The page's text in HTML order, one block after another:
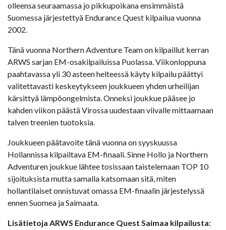
olleensa seuraamassa jo pikkupoikana ensimmäistä
Suomessa järjestettyä Endurance Quest kilpailua vuonna
2002.
Tänä vuonna Northern Adventure Team on kilpaillut kerran
ARWS sarjan EM-osakilpailuissa Puolassa. Viikonloppuna
paahtavassa yli 30 asteen helteessä käyty kilpailu päättyi
valitettavasti keskeytykseen joukkueen yhden urheilijan
kärsittyä lämpöongelmista. Onneksi joukkue pääsee jo
kahden viikon päästä Virossa uudestaan viivalle mittaamaan
talven treenien tuotoksia.
Joukkueen päätavoite tänä vuonna on syyskuussa
Hollannissa kilpailtava EM-finaali. Sinne Hollo ja Northern
Adventuren joukkue lähtee tosissaan taistelemaan TOP 10
sijoituksista mutta samalla katsomaan sitä, miten
hollantilaiset onnistuvat omassa EM-finaalin järjestelyssä
ennen Suomea ja Saimaata.
Lisätietoja ARWS Endurance Quest Saimaa kilpailusta: